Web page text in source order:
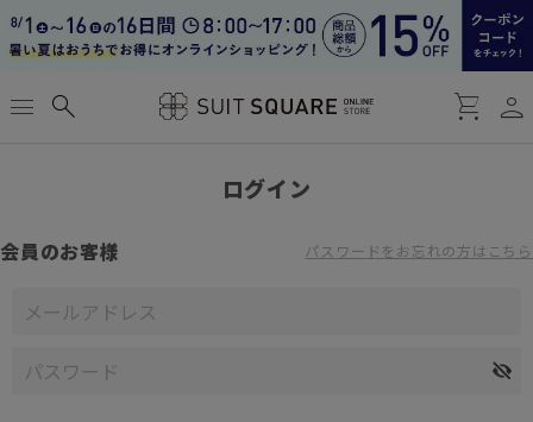
menu search shopping_cart person
ログイン
会員のお客様 パスワードをお忘れの方はこちら